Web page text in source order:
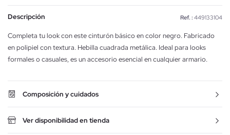
Descripción Ref. : 449133104
Completa tu look con este cinturón básico en color negro. Fabricado
en polipiel con textura. Hebilla cuadrada metálica. Ideal para looks
formales o casuales, es un accesorio esencial en cualquier armario.
Composición y cuidados
Ver disponibilidad en tienda